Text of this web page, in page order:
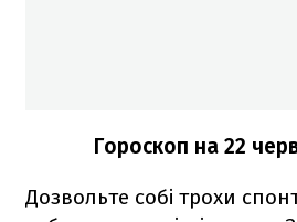
Гороскоп на 22
Дозвольте собі трохи